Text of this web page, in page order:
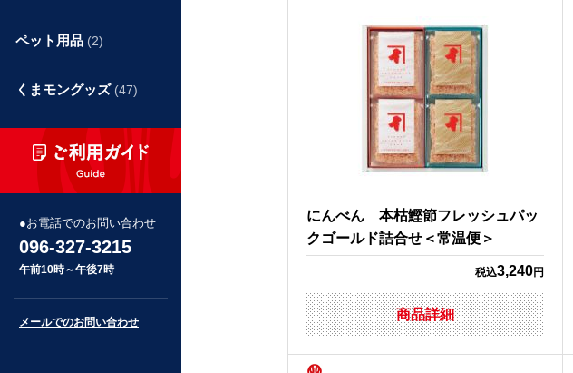
にんべん 本枯鰹節フレッシュパッ
クゴールド詰合せ＜常温便＞
税込3,240円
商品詳細
ペット用品 (2)
くまモングッズ (47)
お電話でのお問い合わせ
096-327-3215
午前10時～午後7時
メールでのお問い合わせ